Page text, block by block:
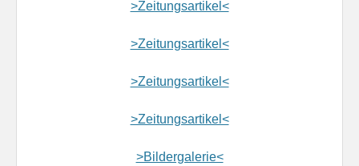
>Zeitungsartikel<
>Zeitungsartikel<
>Zeitungsartikel<
>Zeitungsartikel<
>Bildergalerie<